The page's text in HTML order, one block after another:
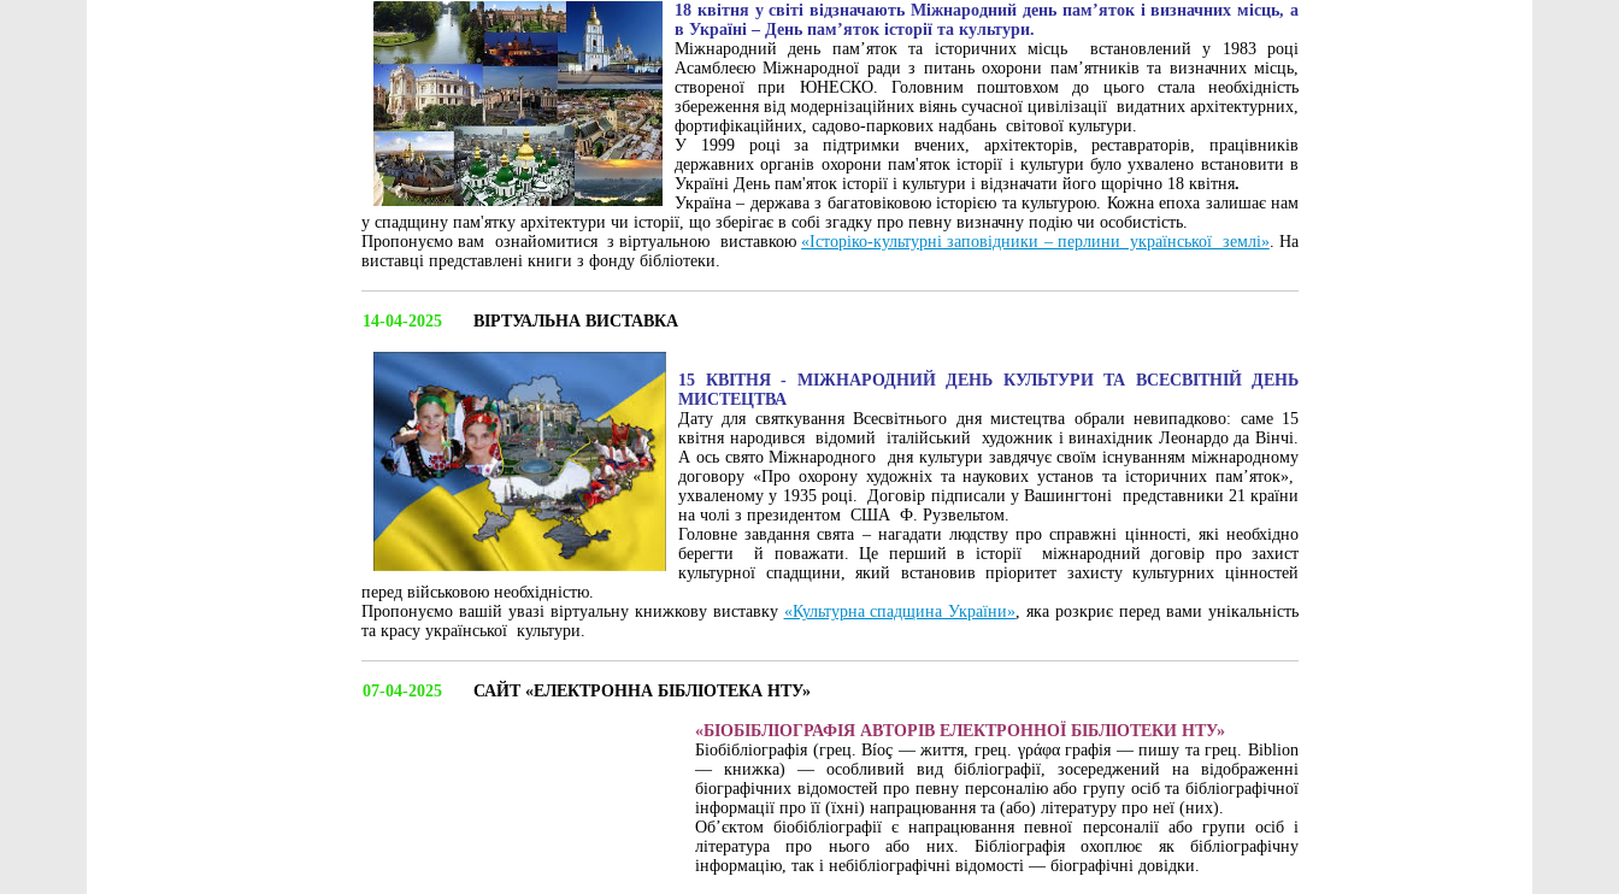
18 квітня у світі відзначають Міжнародний день пам’яток і визначних місць, а
в Україні – День пам’яток історії та культури.
Міжнародний день пам’яток та історичних місць встановлений у 1983 році
Асамблеєю Міжнародної ради з питань охорони пам’ятників та визначних місць,
створеної при ЮНЕСКО. Головним поштовхом до цього стала необхідність
збереження від модернізаційних віянь сучасної цивілізації видатних архітектурних,
фортифікаційних, садово-паркових надбань світової культури.
У 1999 році за підтримки вчених, архітекторів, реставраторів, працівників
державних органів охорони пам'яток історії і культури було ухвалено встановити в
Україні День пам'яток історії і культури і відзначати його щорічно 18 квітня.
Україна – держава з багатовіковою історією та культурою. Кожна епоха залишає нам
у спадщину пам'ятку архітектури чи історії, що зберігає в собі згадку про певну визначну подію чи особистість.
Пропонуємо вам ознайомитися з віртуальною виставкою«Історіко-культурні заповідники – перлини української землі». На
виставці представлені книги з фонду бібліотеки.
14-04-2025 ВІРТУАЛЬНА ВИСТАВКА
15 КВІТНЯ - МІЖНАРОДНИЙ ДЕНЬ КУЛЬТУРИ ТА ВСЕСВІТНІЙ ДЕНЬ
МИСТЕЦТВА
Дату для святкування Всесвітнього дня мистецтва обрали невипадково: саме 15
квітня народився відомий італійський художник і винахідник Леонардо да Вінчі.
А ось свято Міжнародного дня культури завдячує своїм існуванням міжнародному
договору «Про охорону художніх та наукових установ та історичних пам’яток»,
ухваленому у 1935 році. Договір підписали у Вашингтоні представники 21 країни
на чолі з президентом США Ф. Рузвельтом.
Головне завдання свята – нагадати людству про справжні цінності, які необхідно
берегти й поважати. Це перший в історії міжнародний договір про захист
культурної спадщини, який встановив пріоритет захисту культурних цінностей
перед військовою необхідністю.
Пропонуємо вашій увазі віртуальну книжкову виставку «Культурна спадщина України», яка розкриє перед вами унікальність
та красу української культури.
07-04-2025 САЙТ «ЕЛЕКТРОННА БІБЛІОТЕКА НТУ»
«БІОБІБЛІОГРАФІЯ АВТОРІВ ЕЛЕКТРОННОЇ БІБЛІОТЕКИ НТУ»
Біобібліографія (грец. Вíоç — життя, грец. γράφα графія — пишу та грец. Biblion
— книжка) — особливий вид бібліографії, зосереджений на відображенні
біографічних відомостей про певну персоналію або групу осіб та бібліографічної
інформації про її (їхні) напрацювання та (або) літературу про неї (них).
Об’єктом біобібліографії є напрацювання певної персоналії або групи осіб і
література про нього або них. Бібліографія охоплює як бібліографічну
інформацію, так і небібліографічні відомості — біографічні довідки.